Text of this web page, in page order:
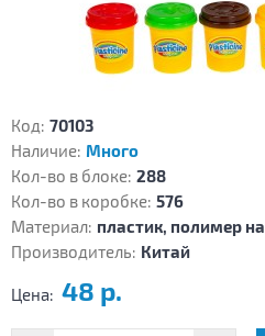
Код: 70103
Наличие: Много
Кол-во в блоке: 288
Кол-во в коробке: 576
Материал: пластик, полимер
Производитель: Китай
Цена: 48 р.